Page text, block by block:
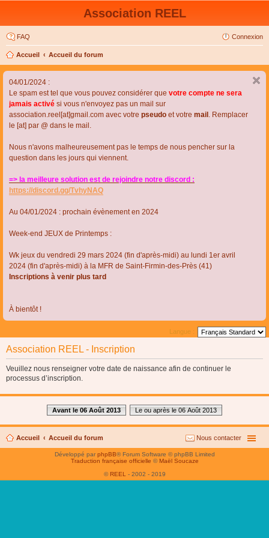
Association REEL
FAQ Connexion
Accueil Accueil du forum
04/01/2024 :
Le spam est tel que vous pouvez considérer que votre compte ne sera
jamais activé si vous n'envoyez pas un mail sur
association.reel[at]gmail.com avec votre pseudo et votre mail . Remplacer
le [at] par @ dans le mail.
Nous n'avons malheureusement pas le temps de nous pencher sur la
question dans les jours qui viennent.
=> la meilleure solution est de rejoindre notre discord :
https://discord.gg/TvhyNAQ
Au 04/01/2024 : prochain évènement en 2024
Week-end JEUX de Printemps :
Wk jeux du vendredi 29 mars 2024 (fin d'après-midi) au lundi 1er avril
2024 (fin d'après-midi) à la MFR de Saint-Firmin-des-Près (41)
Inscriptions à venir plus tard
À bientôt !
Langue :
Association REEL - Inscription
Veuillez nous renseigner votre date de naissance afin de continuer le
processus d’inscription.
Avant le 06 Août 2013 Le ou après le 06 Août 2013
Accueil Accueil du forum Nous contacter
Développé parphpBB® Forum Software © phpBB Limited
Traduction française officielle © Maël Soucaze
© REEL - 2002 - 2019